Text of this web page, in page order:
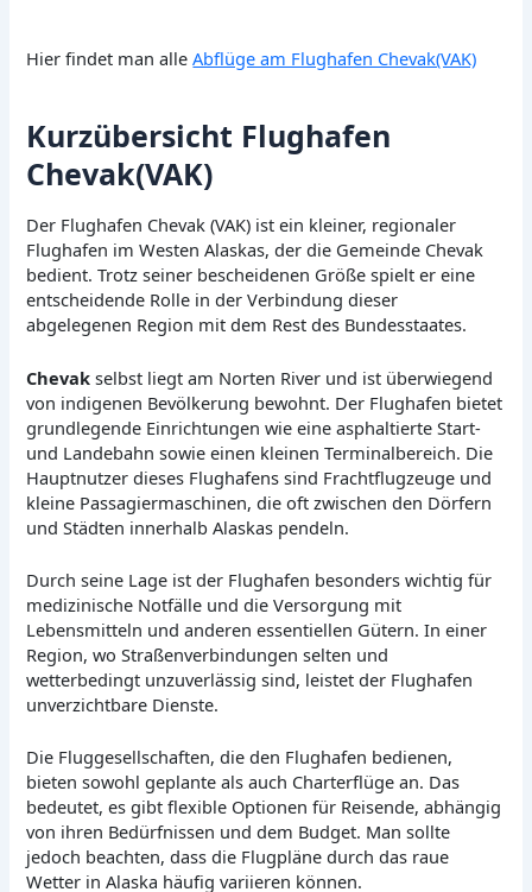
Hier findet man alleAbflüge am Flughafen Chevak(VAK)
Kurzübersicht Flughafen
Chevak(VAK)
Der Flughafen Chevak (VAK) ist ein kleiner, regionaler
Flughafen im Westen Alaskas, der die Gemeinde Chevak
bedient. Trotz seiner bescheidenen Größe spielt er eine
entscheidende Rolle in der Verbindung dieser
abgelegenen Region mit dem Rest des Bundesstaates.
Chevak selbst liegt am Norten River und ist überwiegend
von indigenen Bevölkerung bewohnt. Der Flughafen bietet
grundlegende Einrichtungen wie eine asphaltierte Start-
und Landebahn sowie einen kleinen Terminalbereich. Die
Hauptnutzer dieses Flughafens sind Frachtflugzeuge und
kleine Passagiermaschinen, die oft zwischen den Dörfern
und Städten innerhalb Alaskas pendeln.
Durch seine Lage ist der Flughafen besonders wichtig für
medizinische Notfälle und die Versorgung mit
Lebensmitteln und anderen essentiellen Gütern. In einer
Region, wo Straßenverbindungen selten und
wetterbedingt unzuverlässig sind, leistet der Flughafen
unverzichtbare Dienste.
Die Fluggesellschaften, die den Flughafen bedienen,
bieten sowohl geplante als auch Charterflüge an. Das
bedeutet, es gibt flexible Optionen für Reisende, abhängig
von ihren Bedürfnissen und dem Budget. Man sollte
jedoch beachten, dass die Flugpläne durch das raue
Wetter in Alaska häufig variieren können.